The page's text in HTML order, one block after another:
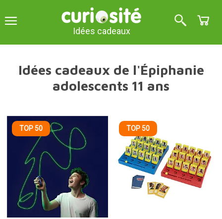
Idées cadeaux
Idées cadeaux de l'Épiphanie
adolescents 11 ans
TOP 50 TOP 50